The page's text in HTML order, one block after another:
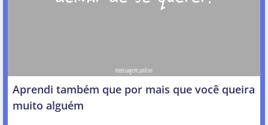
Aprendi também que por mais que você queira
muito alguém